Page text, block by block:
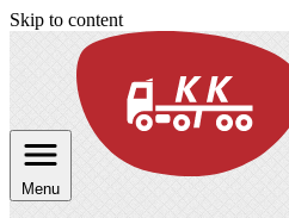
Skip to content
Menu